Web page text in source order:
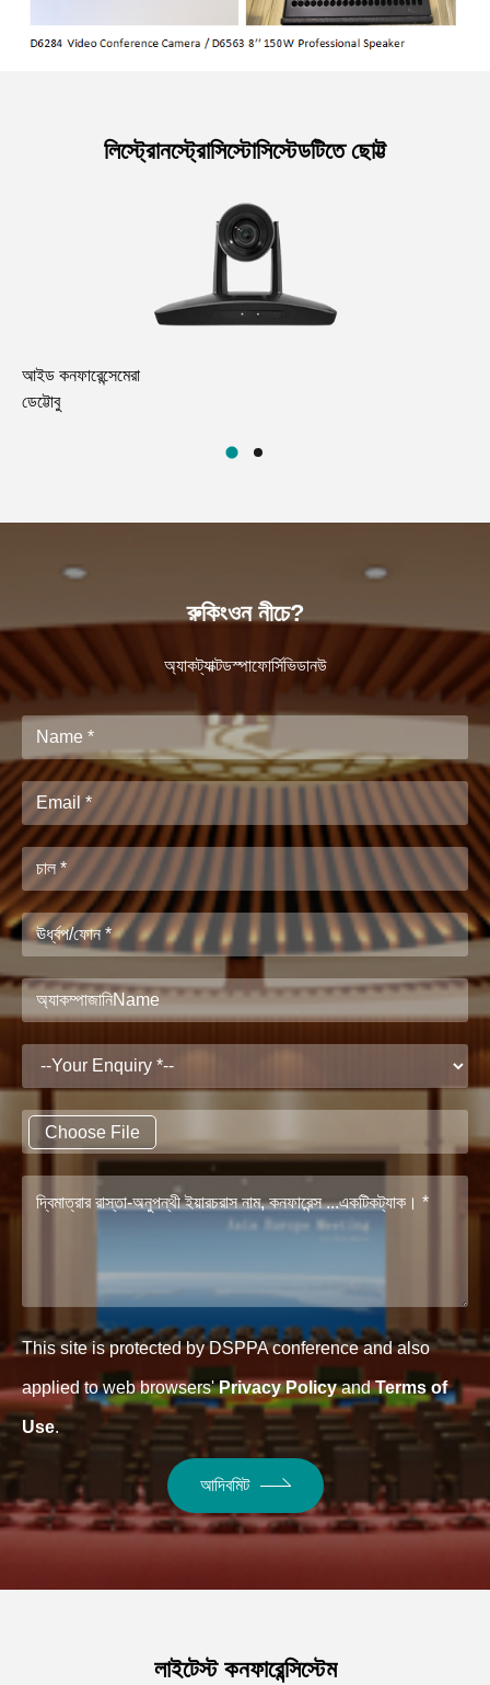
লিস্ট্রোনস্ট্রোসিস্টোসিস্টেডটিতে ছোট্ট
আইড কনফারেন্সেমেরা
ডেট্টোবু
রুকিংওন নীচে?
অ্যাকট্যাক্টডস্পাফোর্সিভিডানউ
Choose File
This site is protected by DSPPA conference and also
applied to web browsers'Privacy PolicyandTerms of
Use.
আদিবমিট
লাইটেস্ট কনফারেন্সিস্টেম